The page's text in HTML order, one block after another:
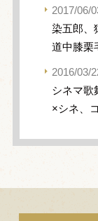
2017/06/
染五郎、
道中膝栗
2016/03/
シネマ歌
×シネ、